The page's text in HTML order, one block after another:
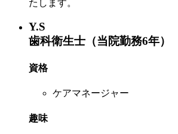
たします。
Y.S
歯科衛生士（当院勤務6年）
資格
ケアマネージャー
趣味